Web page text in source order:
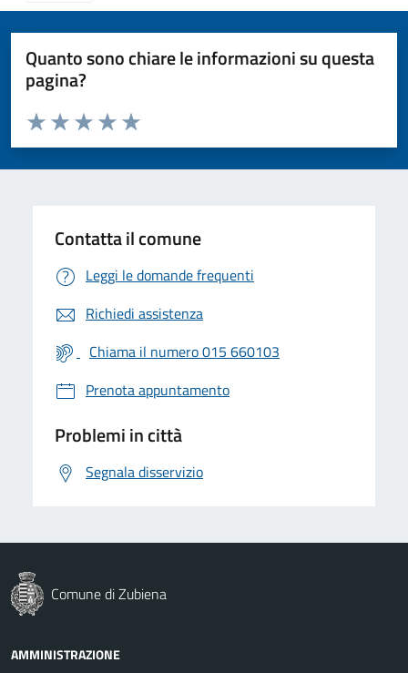
Quanto sono chiare le informazioni su questa
pagina?
Valuta da 1 a 5 stelle la pagina
Valuta 5 stelle su 5
Valuta 4 stelle su 5
Valuta 3 stelle su 5
Valuta 2 stelle su 5
Valuta 1 stelle su 5
Contatta il comune
Leggi le domande frequenti
Richiedi assistenza
Chiama il numero 015 660103
Prenota appuntamento
Problemi in città
Segnala disservizio
Comune di Zubiena
AMMINISTRAZIONE